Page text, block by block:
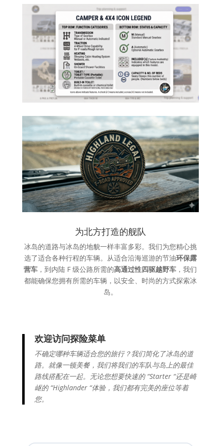
为北方打造的舰队
冰岛的道路与冰岛的地貌一样丰富多彩。我们为您精心挑
选了适合各种行程的车辆。从适合沿海巡游的节油环保露
营车 ，到内陆 F 级公路所需的高通过性四驱越野车 ，我们
都能确保您拥有所需的车辆，以安全、时尚的方式探索冰
岛。
欢迎访问探险菜单
不确定哪种车辆适合您的旅行？我们简化了冰岛的道
路。就像一顿美餐，我们将我们的车队与岛上的最佳
路线搭配在一起。无论您想要快速的 “Starter “还是崎
岖的 “Highlander “体验，我们都有完美的座位等着
您。